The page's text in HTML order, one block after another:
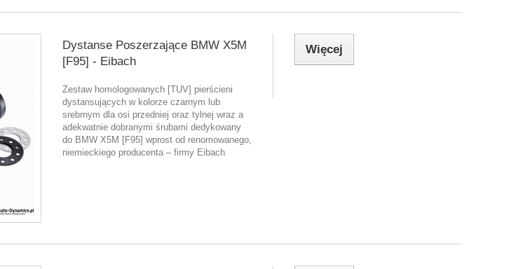
Dystanse Poszerzające BMW X5M
[F95] - Eibach
Zestaw homologowanych [TUV] pierścieni
dystansujących w kolorze czarnym lub
srebrnym dla osi przedniej oraz tylnej wraz a
adekwatnie dobranymi śrubami dedykowany
do BMW X5M [F95] wprost od renomowanego,
niemieckiego producenta – firmy Eibach
Więcej